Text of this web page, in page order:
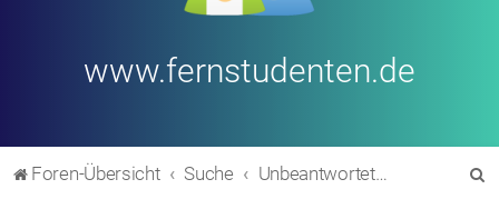
www.fernstudenten.de
Foren-Übersicht Suche Unbeantwortete Themen